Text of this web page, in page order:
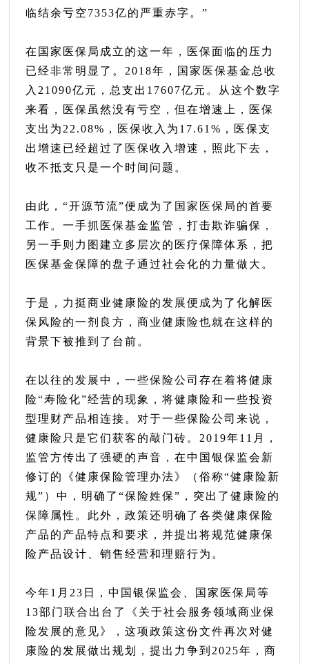
临结余亏空7353亿的严重赤字。”
在国家医保局成立的这一年，医保面临的压力
已经非常明显了。2018年，国家医保基金总收
入21090亿元，总支出17607亿元。从这个数字
来看，医保虽然没有亏空，但在增速上，医保
支出为22.08%，医保收入为17.61%，医保支
出增速已经超过了医保收入增速，照此下去，
收不抵支只是一个时间问题。
由此，“开源节流”便成为了国家医保局的首要
工作。一手抓医保基金监管，打击欺诈骗保，
另一手则力图建立多层次的医疗保障体系，把
医保基金保障的盘子通过社会化的力量做大。
于是，力挺商业健康险的发展便成为了化解医
保风险的一剂良方，商业健康险也就在这样的
背景下被推到了台前。
在以往的发展中，一些保险公司存在着将健康
险“寿险化”经营的现象，将健康险和一些投资
型理财产品相连接。对于一些保险公司来说，
健康险只是它们获客的敲门砖。2019年11月，
监管方传出了强硬的声音，在中国银保监会新
修订的《健康保险管理办法》（俗称“健康险新
规”）中，明确了“保险姓保”，突出了健康险的
保障属性。此外，政策还明确了各类健康保险
产品的产品特点和要求，并提出将规范健康保
险产品设计、销售经营和理赔行为。
今年1月23日，中国银保监会、国家医保局等
13部门联合出台了《关于社会服务领域商业保
险发展的意见》，这项政策这份文件再次对健
康险的发展做出规划，提出力争到2025年，商